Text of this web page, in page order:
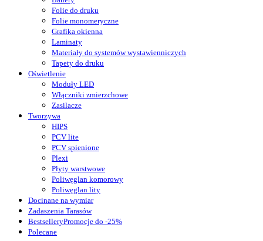
Folie do druku
Folie monomeryczne
Grafika okienna
Laminaty
Materiały do systemów wystawienniczych
Tapety do druku
Oświetlenie
Moduły LED
Włączniki zmierzchowe
Zasilacze
Tworzywa
HIPS
PCV lite
PCV spienione
Plexi
Płyty warstwowe
Poliwęglan komorowy
Poliwęglan lity
Docinane na wymiar
Zadaszenia Tarasów
BestselleryPromocje do -25%
Polecane